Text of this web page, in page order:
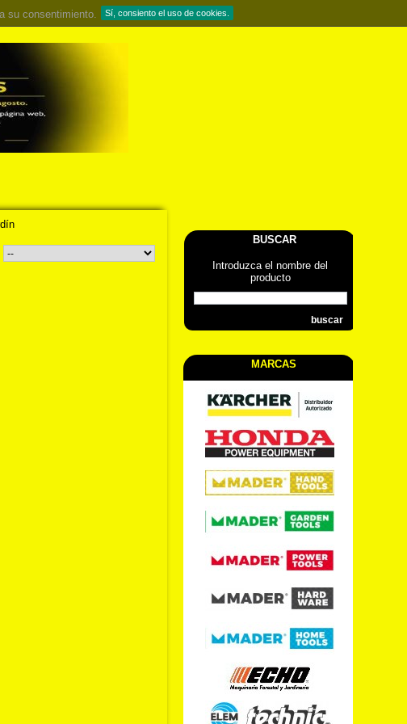
su consentimiento. Sí, consiento el uso de cookies.
BUSCAR
Introduzca el nombre del
producto
MARCAS